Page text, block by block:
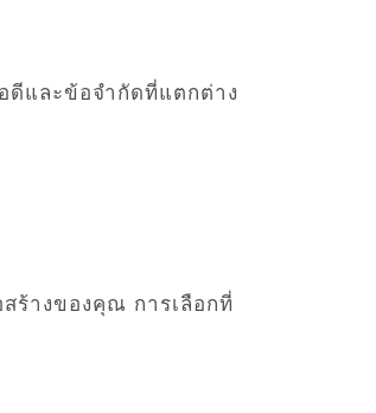
ดีและข้อจำกัดที่แตกต่าง
ร้างของคุณ การเลือกที่